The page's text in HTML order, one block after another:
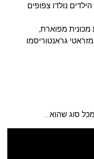
כי הילדים נולדו צפופים
מכונית מפוארת,
גראנטוריסמו
סוג שהוא…